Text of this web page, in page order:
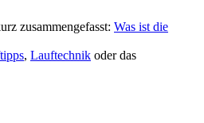
zusammengefasst: Was ist die
, Lauftechnik oder das